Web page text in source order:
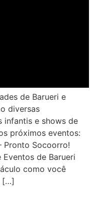
de Barueri e
diversas
infantis e shows de
próximos eventos:
Pronto Socoorro!
de Barueri
como você
[…]